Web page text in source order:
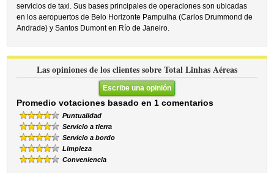
servicios de taxi. Sus bases principales de operaciones son ubicadas
en los aeropuertos de Belo Horizonte Pampulha (Carlos Drummond de
Andrade) y Santos Dumont en Río de Janeiro.
Las opiniones de los clientes sobre Total Linhas Aéreas
Escribe una opinión
Promedio votaciones basado en 1 comentarios
Puntualidad
Servicio a tierra
Servicio a bordo
Limpieza
Conveniencia